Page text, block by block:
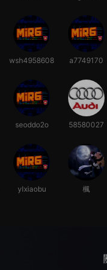
wsh4958608 a7749170
seoddo2o 58580027
ylxiaobu 楓